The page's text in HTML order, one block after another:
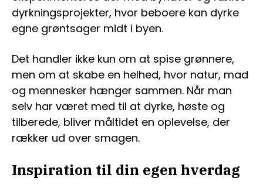
dyrkningsprojekter, hvor beboere kan dyrke
egne grøntsager midt i byen.
Det handler ikke kun om at spise grønnere,
men om at skabe en helhed, hvor natur, mad
og mennesker hænger sammen. Når man
selv har været med til at dyrke, høste og
tilberede, bliver måltidet en oplevelse, der
rækker ud over smagen.
Inspiration til din egen hverdag